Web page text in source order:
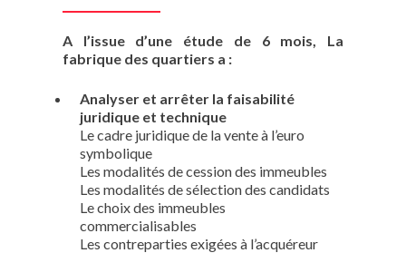
A l’issue d’une étude de 6 mois, La
fabrique des quartiers a :
Analyser et arrêter la faisabilité
juridique et technique
Le cadre juridique de la vente à l’euro
symbolique
Les modalités de cession des immeubles
Les modalités de sélection des candidats
Le choix des immeubles
commercialisables
Les contreparties exigées à l’acquéreur